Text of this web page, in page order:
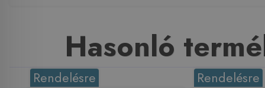
Hasonló
Rendelésre Rendelésre